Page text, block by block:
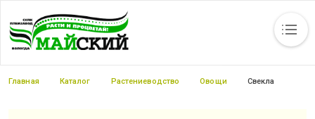
Вакансии
Контакты
Строка навигации
Главная Каталог Растениеводство Овощи Свекла